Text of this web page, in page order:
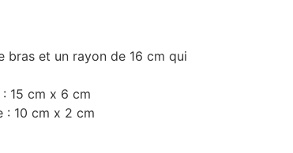
bras et un rayon de 16 cm qui
15 cm x 6 cm
: 10 cm x 2 cm